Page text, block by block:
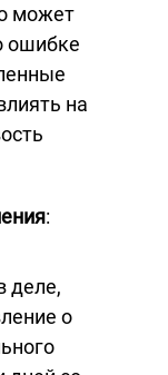
может
ошибке
на
:
деле,
о